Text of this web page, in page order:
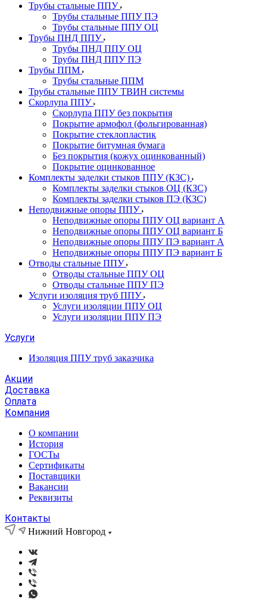
Трубы стальные ППУ
Трубы стальные ППУ ПЭ
Трубы стальные ППУ ОЦ
Трубы ПНД ППУ
Трубы ПНД ППУ ОЦ
Трубы ПНД ППУ ПЭ
Трубы ППМ
Трубы стальные ППМ
Трубы стальные ППУ ТВИН системы
Скорлупа ППУ
Скорлупа ППУ без покрытия
Покрытие армофол (фольгированная)
Покрытие стеклопластик
Покрытие битумная бумага
Без покрытия (кожух оцинкованный)
Покрытие оцинкованное
Комплекты заделки стыков ППУ (КЗС)
Комплекты заделки стыков ОЦ (КЗС)
Комплекты заделки стыков ПЭ (КЗС)
Неподвижные опоры ППУ
Неподвижные опоры ППУ ОЦ вариант А
Неподвижные опоры ППУ ОЦ вариант Б
Неподвижные опоры ППУ ПЭ вариант А
Неподвижные опоры ППУ ПЭ вариант Б
Отводы стальные ППУ
Отводы стальные ППУ ОЦ
Отводы стальные ППУ ПЭ
Услуги изоляция труб ППУ
Услуги изоляции ППУ ОЦ
Услуги изоляции ППУ ПЭ
Услуги
Изоляция ППУ труб заказчика
Акции
Доставка
Оплата
Компания
О компании
История
ГОСТы
Сертификаты
Поставщики
Вакансии
Реквизиты
Контакты
Нижний Новгород